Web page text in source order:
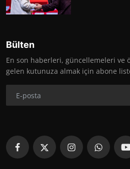
Bülten
En son haberleri, güncellemeleri ve
gelen kutunuza almak için abone